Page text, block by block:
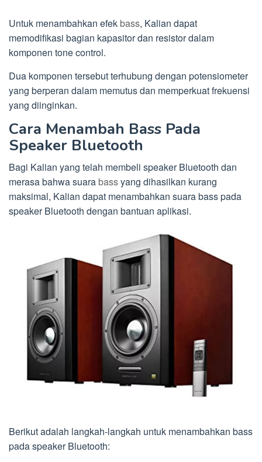
Untuk menambahkan efek bass, Kalian dapat
memodifikasi bagian kapasitor dan resistor dalam
komponen tone control.
Dua komponen tersebut terhubung dengan potensiometer
yang berperan dalam memutus dan memperkuat frekuensi
yang diinginkan.
Cara Menambah Bass Pada
Speaker Bluetooth
Bagi Kalian yang telah membeli speaker Bluetooth dan
merasa bahwa suara bassyang dihasilkan kurang
maksimal, Kalian dapat menambahkan suara bass pada
speaker Bluetooth dengan bantuan aplikasi.
Berikut adalah langkah-langkah untuk menambahkan bass
pada speaker Bluetooth: